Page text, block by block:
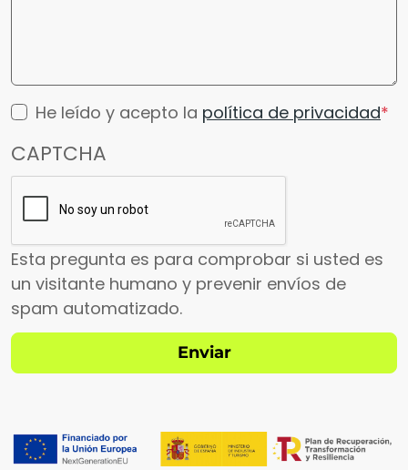
He leído y acepto la política de privacidad
CAPTCHA
Esta pregunta es para comprobar si usted es
un visitante humano y prevenir envíos de
spam automatizado.